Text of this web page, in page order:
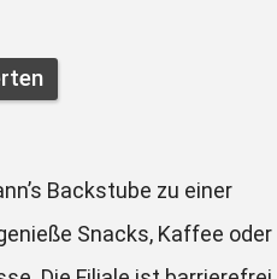
Backstube zu einer
Snacks, Kaffee oder